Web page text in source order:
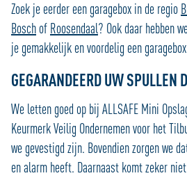
Zoek je eerder een garagebox in de regio
Boschof Roosendaal? Ook daar hebben
je gemakkelijk en voordelig een
GEGARANDEERD UW SPULLEN
We letten goed op bij ALLSAFE Mini
Keurmerk Veilig Ondernemen voor het
we gevestigd zijn. Bovendien zorgen we
en alarm heeft. Daarnaast komt zeker